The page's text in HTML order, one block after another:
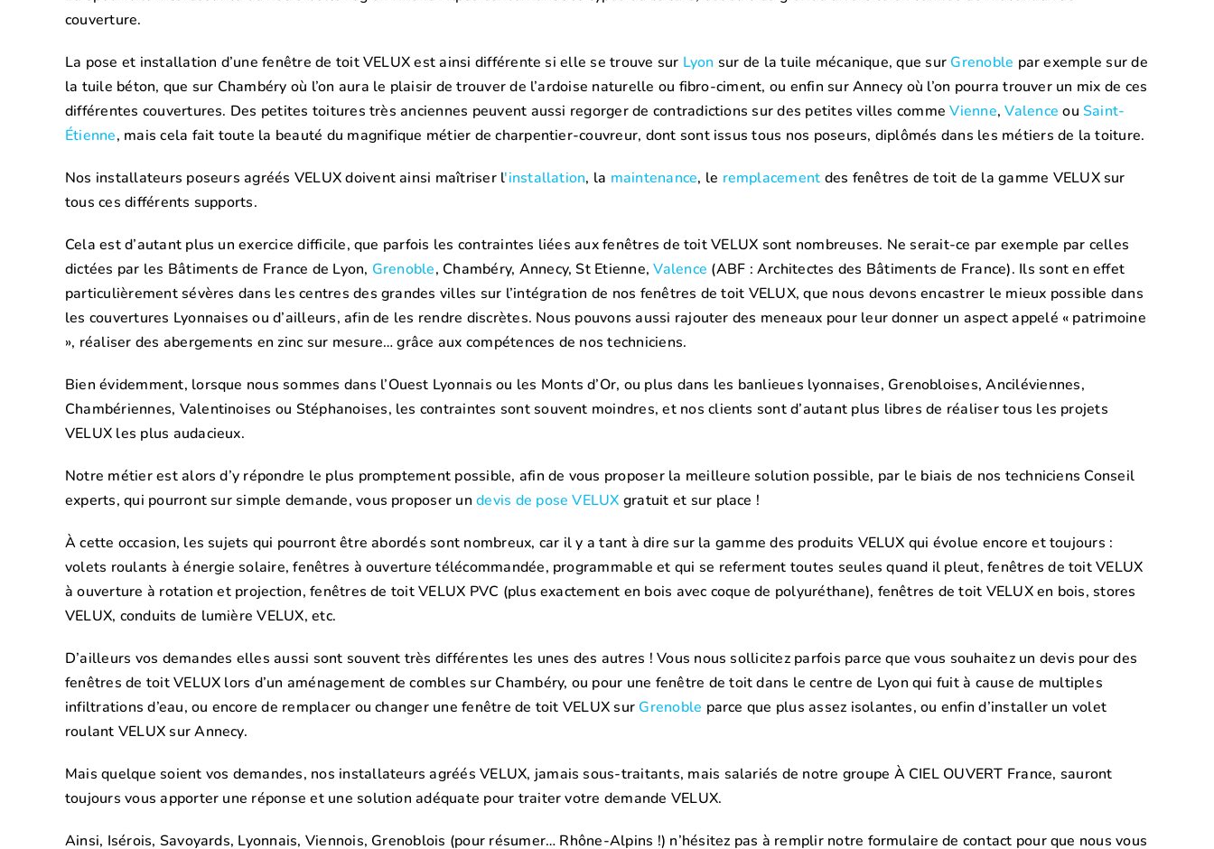
couverture.
La pose et installation d’une fenêtre de toit VELUX est ainsi différente si elle se trouve sur Lyon sur de la tuile mécanique, que sur Grenoble par exemple sur de
la tuile béton, que sur Chambéry où l’on aura le plaisir de trouver de l’ardoise naturelle ou fibro-ciment, ou enfin sur Annecy où l’on pourra trouver un mix de ces
différentes couvertures. Des petites toitures très anciennes peuvent aussi regorger de contradictions sur des petites villes commeVienne,Valence ou Saint-
Étienne, mais cela fait toute la beauté du magnifique métier de charpentier-couvreur, dont sont issus tous nos poseurs, diplômés dans les métiers de la toiture.
Nos installateurs poseurs agréés VELUX doivent ainsi maîtriser l'installation, la maintenance, le remplacement des fenêtres de toit de la gamme VELUX sur
tous ces différents supports.
Cela est d’autant plus un exercice difficile, que parfois les contraintes liées aux fenêtres de toit VELUX sont nombreuses. Ne serait-ce par exemple par celles
dictées par les Bâtiments de France de Lyon, Grenoble, Chambéry, Annecy, St Etienne,Valence (ABF : Architectes des Bâtiments de France). Ils sont en effet
particulièrement sévères dans les centres des grandes villes sur l’intégration de nos fenêtres de toit VELUX, que nous devons encastrer le mieux possible dans
les couvertures Lyonnaises ou d’ailleurs, afin de les rendre discrètes. Nous pouvons aussi rajouter des meneaux pour leur donner un aspect appelé « patrimoine
», réaliser des abergements en zinc sur mesure… grâce aux compétences de nos techniciens.
Bien évidemment, lorsque nous sommes dans l’Ouest Lyonnais ou les Monts d’Or, ou plus dans les banlieues lyonnaises, Grenobloises, Anciléviennes,
Chambériennes, Valentinoises ou Stéphanoises, les contraintes sont souvent moindres, et nos clients sont d’autant plus libres de réaliser tous les projets
VELUX les plus audacieux.
Notre métier est alors d’y répondre le plus promptement possible, afin de vous proposer la meilleure solution possible, par le biais de nos techniciens Conseil
experts, qui pourront sur simple demande, vous proposer undevis de pose VELUX gratuit et sur place !
À cette occasion, les sujets qui pourront être abordés sont nombreux, car il y a tant à dire sur la gamme des produits VELUX qui évolue encore et toujours :
volets roulants à énergie solaire, fenêtres à ouverture télécommandée, programmable et qui se referment toutes seules quand il pleut, fenêtres de toit VELUX
à ouverture à rotation et projection, fenêtres de toit VELUX PVC (plus exactement en bois avec coque de polyuréthane), fenêtres de toit VELUX en bois, stores
VELUX, conduits de lumière VELUX, etc.
D’ailleurs vos demandes elles aussi sont souvent très différentes les unes des autres ! Vous nous sollicitez parfois parce que vous souhaitez un devis pour des
fenêtres de toit VELUX lors d’un aménagement de combles sur Chambéry, ou pour une fenêtre de toit dans le centre de Lyon qui fuit à cause de multiples
infiltrations d’eau, ou encore de remplacer ou changer une fenêtre de toit VELUX sur Grenoble parce que plus assez isolantes, ou enfin d’installer un volet
roulant VELUX sur Annecy.
Mais quelque soient vos demandes, nos installateurs agréés VELUX, jamais sous-traitants, mais salariés de notre groupe À CIEL OUVERT France, sauront
toujours vous apporter une réponse et une solution adéquate pour traiter votre demande VELUX.
Ainsi, Isérois, Savoyards, Lyonnais, Viennois, Grenoblois (pour résumer… Rhône-Alpins !) n’hésitez pas à remplir notre formulaire de contact pour que nous vous